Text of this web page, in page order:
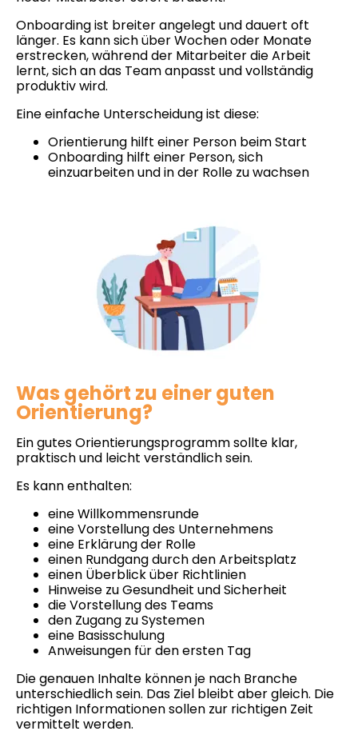
Onboarding ist breiter angelegt und dauert oft
länger. Es kann sich über Wochen oder Monate
erstrecken, während der Mitarbeiter die Arbeit
lernt, sich an das Team anpasst und vollständig
produktiv wird.
Eine einfache Unterscheidung ist diese:
Orientierung hilft einer Person beim Start
Onboarding hilft einer Person, sich
einzuarbeiten und in der Rolle zu wachsen
Was gehört zu einer guten
Orientierung?
Ein gutes Orientierungsprogramm sollte klar,
praktisch und leicht verständlich sein.
Es kann enthalten:
eine Willkommensrunde
eine Vorstellung des Unternehmens
eine Erklärung der Rolle
einen Rundgang durch den Arbeitsplatz
einen Überblick über Richtlinien
Hinweise zu Gesundheit und Sicherheit
die Vorstellung des Teams
den Zugang zu Systemen
eine Basisschulung
Anweisungen für den ersten Tag
Die genauen Inhalte können je nach Branche
unterschiedlich sein. Das Ziel bleibt aber gleich. Die
richtigen Informationen sollen zur richtigen Zeit
vermittelt werden.